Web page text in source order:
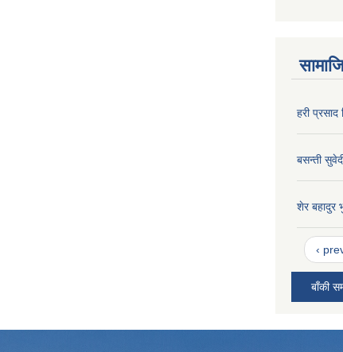
हरी प्रसाद
बसन्ती
शेर बहादुर
‹
बाँकी